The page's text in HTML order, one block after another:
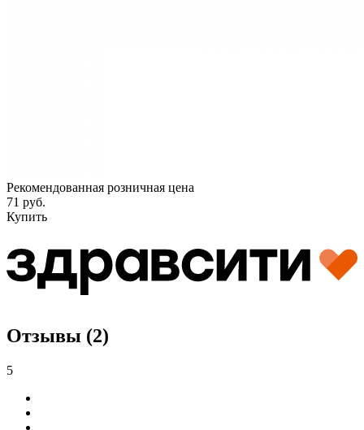
Рекомендованная розничная цена
71 руб.
Купить
Отзывы (2)
5